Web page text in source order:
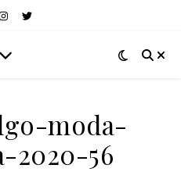
moda-
2020-56